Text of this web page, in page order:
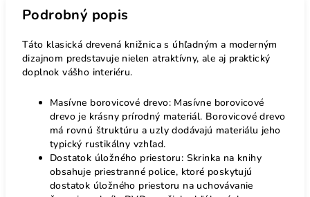
Podrobný popis
Táto klasická drevená knižnica s úhľadným a moderným
dizajnom predstavuje nielen atraktívny, ale aj praktický
doplnok vášho interiéru.
Masívne borovicové drevo: Masívne borovicové
drevo je krásny prírodný materiál. Borovicové drevo
má rovnú štruktúru a uzly dodávajú materiálu jeho
typický rustikálny vzhľad.
Dostatok úložného priestoru: Skrinka na knihy
obsahuje priestranné police, ktoré poskytujú
dostatok úložného priestoru na uchovávanie